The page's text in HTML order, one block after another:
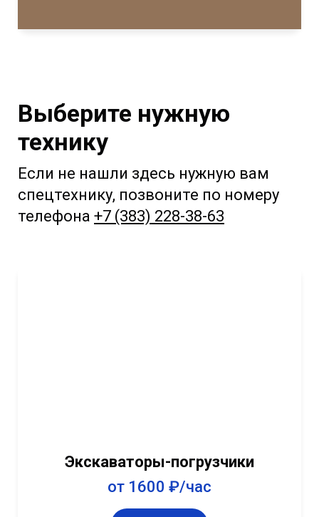
Выберите нужную
технику
Если не нашли здесь нужную вам
спецтехнику, позвоните по номеру
телефона +7 (383) 228-38-63
Экскаваторы-погрузчики
от 1600 ₽/час